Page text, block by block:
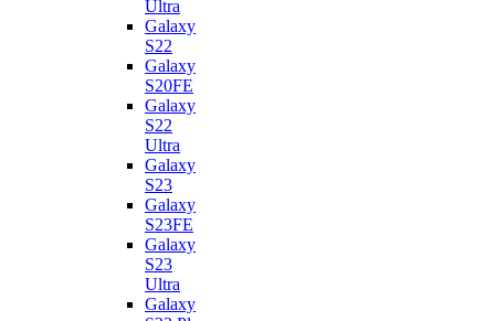
Ultra
Galaxy
S22
Galaxy
S20FE
Galaxy
S22
Ultra
Galaxy
S23
Galaxy
S23FE
Galaxy
S23
Ultra
Galaxy